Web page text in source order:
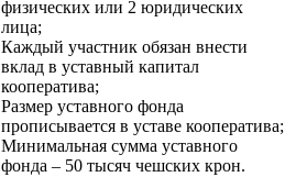
физических или 2 юридических
лица;
Каждый участник обязан внести
вклад в уставный капитал
кооператива;
Размер уставного фонда
прописывается в уставе кооператива;
Минимальная сумма уставного
фонда – 50 тысяч чешских крон.